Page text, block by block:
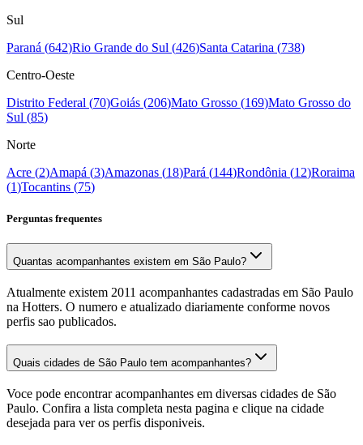
Sul
Paraná (642)Rio Grande do Sul (426)Santa Catarina (738)
Centro-Oeste
Distrito Federal (70)Goiás (206)Mato Grosso (169)Mato Grosso do
Sul (85)
Norte
Acre (2)Amapá (3)Amazonas (18)Pará (144)Rondônia (12)Roraima
(1)Tocantins (75)
Perguntas frequentes
Quantas acompanhantes existem em São Paulo?
Atualmente existem 2011 acompanhantes cadastradas em São Paulo
na Hotters. O numero e atualizado diariamente conforme novos
perfis sao publicados.
Quais cidades de São Paulo tem acompanhantes?
Voce pode encontrar acompanhantes em diversas cidades de São
Paulo. Confira a lista completa nesta pagina e clique na cidade
desejada para ver os perfis disponiveis.